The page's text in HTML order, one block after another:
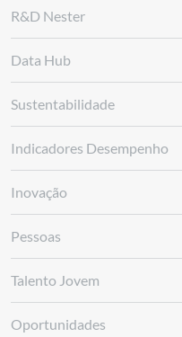
R&D Nester
Data Hub
Sustentabilidade
Indicadores Desempenho
Inovação
Pessoas
Talento Jovem
Oportunidades